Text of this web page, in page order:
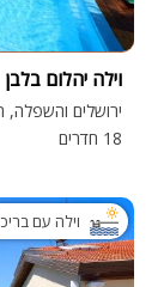
וילה יהלום בלבן
ירושלים והשפלה,
18 חדרים
וילה עם